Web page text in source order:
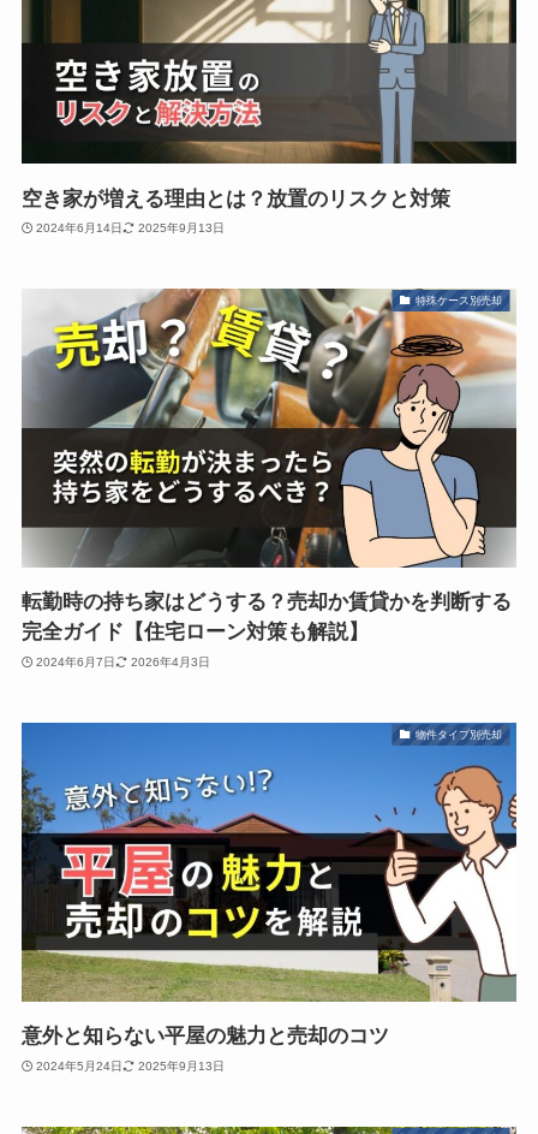
空き家が増える理由とは？放置のリスクと対策
2024年6月14日 2025年9月13日
特殊ケース別売却
転勤時の持ち家はどうする？売却か賃貸かを判断する
完全ガイド【住宅ローン対策も解説】
2024年6月7日 2026年4月3日
物件タイプ別売却
意外と知らない平屋の魅力と売却のコツ
2024年5月24日 2025年9月13日